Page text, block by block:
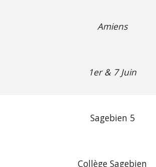
Amiens
1er & 7 Juin
Sagebien 5
Collège Sagebien